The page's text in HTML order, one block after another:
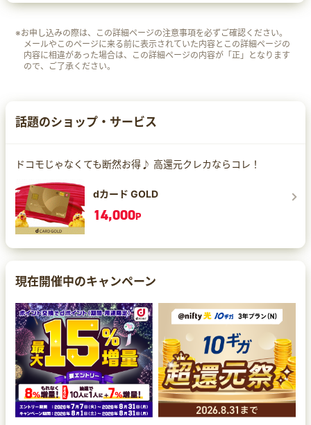
※お申し込みの際は、この詳細ページの注意事項を必ずご確認ください。
メールやこのページに来る前に表示されていた内容とこの詳細ページの
内容に相違があった場合は、この詳細ページの内容が「正」となります
ので、ご了承ください。
話題のショップ・サービス
ドコモじゃなくても断然お得♪ 高還元クレカならコレ！
dカード GOLD
14,000P
現在開催中のキャンペーン